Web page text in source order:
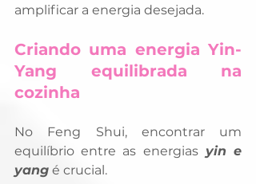
amplificar a energia desejada.
Criando uma energia Yin-
Yang equilibrada na
cozinha
No Feng Shui, encontrar um
equilíbrio entre as energias yin e
yang é crucial.